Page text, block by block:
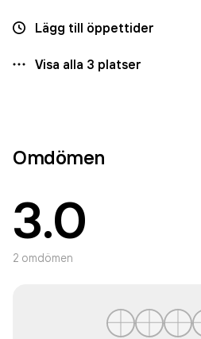
Lägg till öppettider
Visa alla 3 platser
Omdömen
3.0
2 omdömen